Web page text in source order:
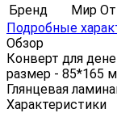
Бренд
Мир
Подробные
Обзор
Конверт для
размер - 85*165
Глянцевая
Характеристики